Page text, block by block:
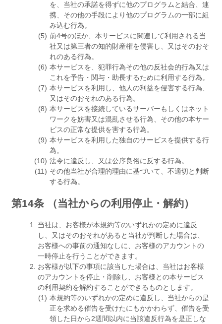
を、当社の承諾を得ずに他のプログラムと結合、連
携、その他の手段により他のプログラムの一部に組
み込む行為。
前4号のほか、本サービスに関連して利用される当
社又は第三者の知的財産権を侵害し、又はそのおそ
れのある行為。
本サービスを、犯罪行為その他の反社会的行為又は
これを予告・関与・助長するために利用する行為。
本サービスを利用し、他人の利益を侵害する行為、
又はそのおそれのある行為。
本サービスを接続しているサーバーもしくはネット
ワークを妨害又は混乱させる行為、その他の本サー
ビスの正常な提供を害する行為。
本サービスを利用した独自のサービスを提供する行
為。
法令に違反し、又は公序良俗に反する行為。
その他当社が合理的理由に基づいて、不適切と判断
する行為。
第14条 （当社からの利用停止・解約）
当社は、お客様が本規約等のいずれかの定めに違反
し、又はそのおそれがあると当社が判断した場合は、
お客様への事前の通知なしに、お客様のアカウントの
一時停止を行うことができます。
お客様が以下の事項に該当した場合は、当社はお客様
のアカウントを停止・削除し、お客様との本サービス
の利用契約を解約することができるものとします。
本規約等のいずれかの定めに違反し、当社からの是
正を求める催告を受けたにもかかわらず、催告を受
領した日から2週間以内に当該違反行為を是正しな